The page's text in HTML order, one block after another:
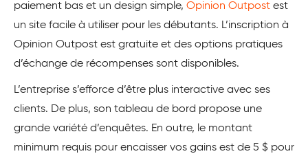
paiement bas et un design simple, Opinion Outpost est
un site facile à utiliser pour les débutants. L’inscription à
Opinion Outpost est gratuite et des options pratiques
d’échange de récompenses sont disponibles.
L’entreprise s’efforce d’être plus interactive avec ses
clients. De plus, son tableau de bord propose une
grande variété d’enquêtes. En outre, le montant
minimum requis pour encaisser vos gains est de 5 $ pour